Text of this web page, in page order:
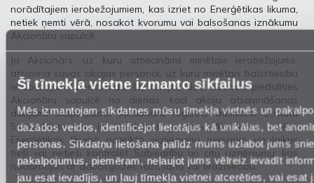
Šī tīmekļa vietne izmanto sīkfailus
Mēs izmantojam sīkdatnes mūsu tīmekļa vietnēs un
dažādos veidos, identificējot lietotājus kā unikālas, bet
personas. Sīkdatņu lietošana palīdz mums uzlabot jums
pakalpojumus, piemēram, neļaujot jums vēlreiz ievadīt
jau esat ievadījis, un ļauj tīmekļa vietnei atcerēties, vai esat
norādītajiem ierobežojumiem, kas izriet no Enerģētikas likuma,
netiek ņemti vērā, nosakot kvorumu vai balsošanas iznākumu
Akcionāru sapulcē.
Ja Akcionārs, uz kuru attiecināms minētais ierobežojums,
atsavina savas akcijas personai, uz kuru minētais balsstiesību
ierobežojums neattiecas, šīs akcijas dod tiesības piedalīties
Akcionāru sapulcē no dienas, kad akciju atsavināšanas
darījums atspoguļots Akcionāru reģistrā atbilstoši Statūtu
5.4.punktam un ja vienlaikus jaunais Akcionārs ievēro
Enerģētikas likumā noteikto aizliegumu personai vienlaikus
tieši vai netieši kontrolēt Sabiedrību un citu uzņēmumu, kas
nodarbojas ar dabasgāzes ražošanu vai tirdzniecību.